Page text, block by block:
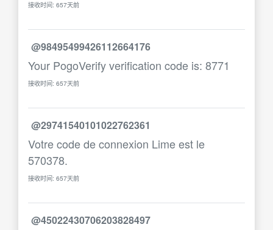
接收时间: 657天前
@98495499426112664176
Your PogoVerify verification code is: 8771
接收时间: 657天前
@29741540101022762361
Votre code de connexion Lime est le
570378.
接收时间: 657天前
@45022430706203828497